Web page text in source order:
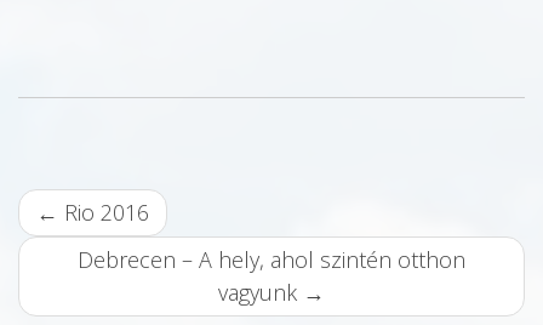
B
e
j
← Rio 2016
Debrecen – A hely, ahol szintén otthon
vagyunk →